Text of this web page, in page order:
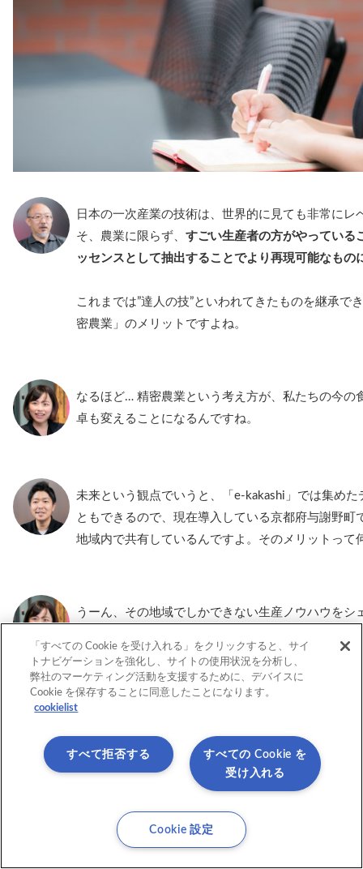
日本の一次産業の技術は、世界的に見ても非常にレ
そ、農業に限らず、 すごい生産者の方がやっている
ッセンスとして抽出することでより再現可能なもの
これまでは”達人の技”といわれてきたものを継承で
密農業」のメリットですよね。
なるほど… 精密農業という考え方が、私たちの今の
卓も変えることになるんですね。
未来という観点でいうと、「e-kakashi」では集め
ともできるので、現在導入している京都府与謝野町
地域内で共有しているんですよ。そのメリットって
うーん、その地域でしかできない生産ノウハウをシ
「すべての Cookie を受け入れる」をクリックすると、サイ
トナビゲーションを強化し、サイトの使用状況を分析し、
弊社のマーケティング活動を支援するために、デバイスに
Cookie を保存することに同意したことになります。
cookielist
すべての Cookie を
受け入れる
すべて拒否する
Cookie 設定